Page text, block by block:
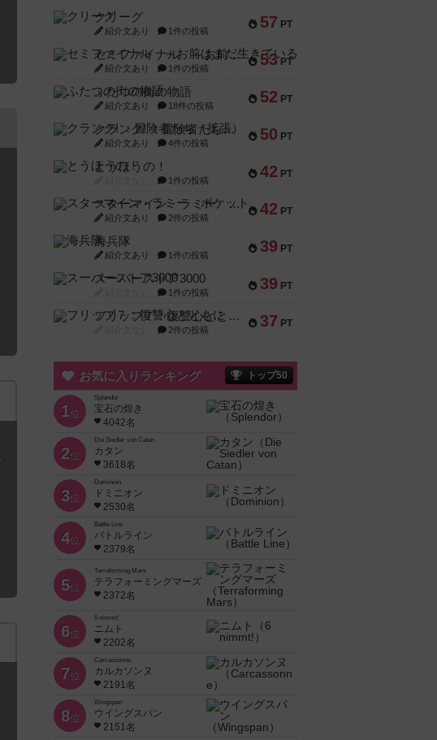
57 PT
クリーグ
紹介文あり 1件の投稿
53 PT
セミファイナル ～お前はまだ生きている～
紹介文あり 1件の投稿
52 PT
ふたつの街の物語
紹介文あり 18件の投稿
50 PT
クランク! ：冒険者たち（拡張）
紹介文あり 4件の投稿
42 PT
とうほうの！
1件の投稿
42 PT
スターマイン・ラミー ポケット
紹介文あり 2件の投稿
39 PT
海兵隊
紹介文あり 1件の投稿
39 PT
スーパーストア3000
1件の投稿
37 PT
フリップ７：復讐心とともに
2件の投稿
お気に入りランキング トップ50
1位
Splendor
宝石の煌き
4042名
2位
Die Siedler von Catan
カタン
3618名
3位
Dominion
ドミニオン
2530名
4位
Battle Line
バトルライン
2379名
5位
Terraforming Mars
テラフォーミングマーズ
2372名
6位
6 nimmt!
ニムト
2202名
7位
Carcassonne
カルカソンヌ
2191名
8位
Wingspan
ウイングスパン
2151名